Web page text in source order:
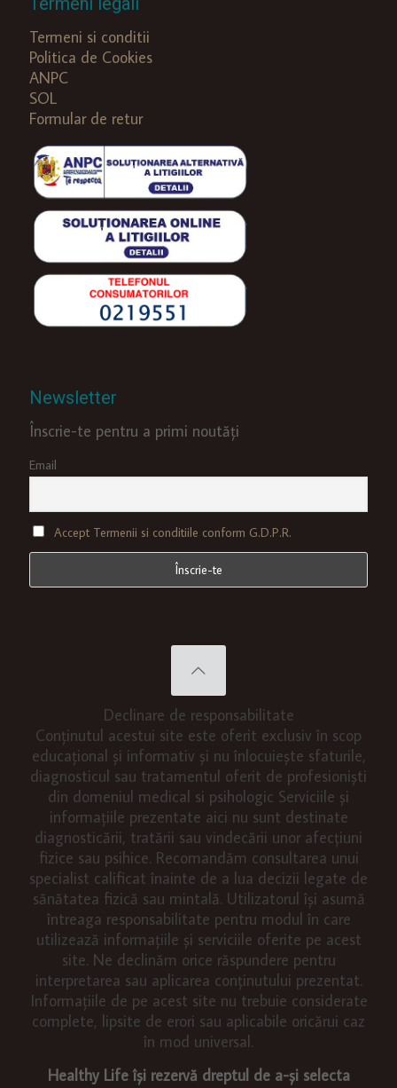
Termeni si conditii
Politica de Cookies
ANPC
SOL
Formular de retur
Newsletter
Înscrie-te pentru a primi noutăți
Email
Accept Termenii si conditiile conform G.D.P.R.
Declinare de responsabilitate
Conținutul acestui site este oferit exclusiv în scop
educațional și informativ și nu înlocuiește sfaturile,
diagnosticul sau tratamentul oferit de profesioniști
din domeniul medical si psihologic Serviciile și
informațiile prezentate aici nu sunt destinate
diagnosticării, tratării sau vindecării unor afecțiuni
fizice sau psihice. Recomandăm consultarea unui
specialist calificat înainte de a lua decizii legate de
sănătatea fizică sau mintală. Utilizatorul își asumă
întreaga responsabilitate pentru modul în care
utilizează informațiile și serviciile oferite pe acest
site. Ne declinăm orice răspundere pentru
interpretarea sau aplicarea conținutului prezentat.
Informațiile de pe acest site nu trebuie considerate
complete, lipsite de erori sau aplicabile oricărui caz
în mod universal.
Healthy Life își rezervă dreptul de a-și selecta